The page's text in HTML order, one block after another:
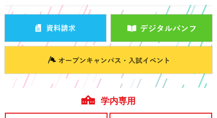
学内専用